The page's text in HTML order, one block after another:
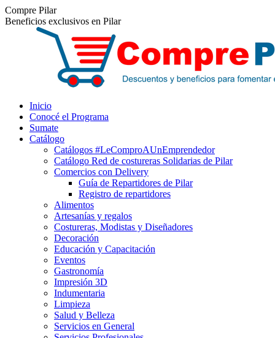
Saltar
al
contenido
Facebook
Instagram
Compre Pilar
Beneficios exclusivos en Pilar
Inicio
Conocé el Programa
Sumate
Catálogo
Catálogos #LeComproAUnEmprendedor
Catálogo Red de costureras Solidarias de Pilar
Comercios con Delivery
Guía de Repartidores de Pilar
Registro de repartidores
Alimentos
Artesanías y regalos
Costureras, Modistas y Diseñadores
Decoración
Educación y Capacitación
Eventos
Gastronomía
Impresión 3D
Indumentaria
Limpieza
Salud y Belleza
Servicios en General